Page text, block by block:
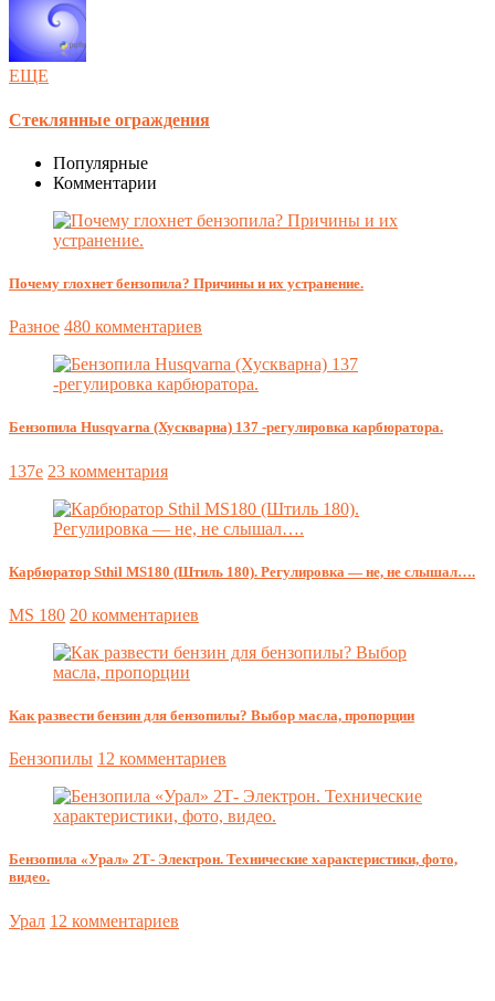
ЕЩЕ
Стеклянные ограждения
Популярные
Комментарии
Почему глохнет бензопила? Причины и их устранение.
Разное 480 комментариев
Бензопила Husqvarna (Хускварна) 137 -регулировка карбюратора.
137e 23 комментария
Карбюратор Sthil MS180 (Штиль 180). Регулировка — не, не слышал….
MS 180 20 комментариев
Как развести бензин для бензопилы? Выбор масла, пропорции
Бензопилы 12 комментариев
Бензопила «Урал» 2Т- Электрон. Технические характеристики, фото,
видео.
Урал 12 комментариев